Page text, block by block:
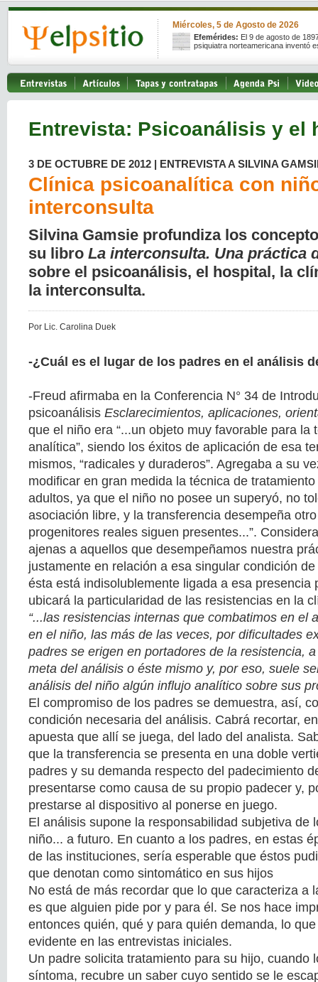
Miércoles, 5 de Agosto de 2026
Efemérides: El 9 de agosto de
psiquiatra norteamericana inventó
Entrevista: Psicoanálisis y el
3 DE OCTUBRE DE 2012 | ENTREVISTA A SILVINA
Clínica psicoanalítica con
interconsulta
Silvina Gamsie profundiza los
su libro La interconsulta. Una práctica
sobre el psicoanálisis, el hospital, la
la interconsulta.
Por Lic. Carolina Duek
-¿Cuál es el lugar de los padres en el análisis
-Freud afirmaba en la Conferencia N° 34 de
psicoanálisis Esclarecimientos, aplicaciones,
que el niño era “...un objeto muy favorable para la
analítica”, siendo los éxitos de aplicación de esa
mismos, “radicales y duraderos”. Agregaba a su
modificar en gran medida la técnica de
adultos, ya que el niño no posee un superyó, no
asociación libre, y la transferencia desempeña
progenitores reales siguen presentes...”.
ajenas a aquellos que desempeñamos nuestra
justamente en relación a esa singular condición
ésta está indisolublemente ligada a esa presencia
ubicará la particularidad de las resistencias en la
“...las resistencias internas que combatimos en el
en el niño, las más de las veces, por dificultades
padres se erigen en portadores de la resistencia,
meta del análisis o éste mismo y, por eso, suele
análisis del niño algún influjo analítico sobre sus
El compromiso de los padres se demuestra, así,
condición necesaria del análisis. Cabrá recortar,
apuesta que allí se juega, del lado del analista.
que la transferencia se presenta en una doble
padres y su demanda respecto del padecimiento
presentarse como causa de su propio padecer y,
prestarse al dispositivo al ponerse en juego.
El análisis supone la responsabilidad subjetiva de
niño... a futuro. En cuanto a los padres, en estas
de las instituciones, sería esperable que éstos
que denotan como sintomático en sus hijos
No está de más recordar que lo que caracteriza a
es que alguien pide por y para él. Se nos hace
entonces quién, qué y para quién demanda, lo
evidente en las entrevistas iniciales.
Un padre solicita tratamiento para su hijo, cuando
síntoma, recubre un saber cuyo sentido se le